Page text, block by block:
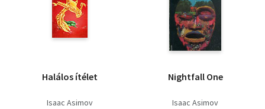
Halálos ítélet
Isaac Asimov
Nightfall One
Isaac Asimov